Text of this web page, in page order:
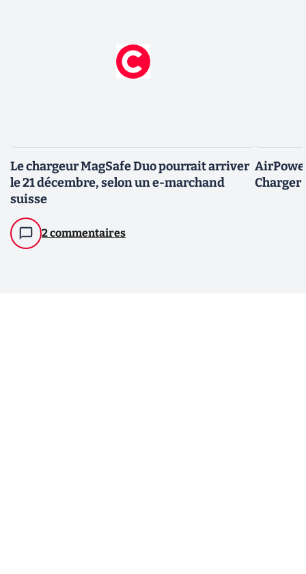
Le chargeur MagSafe Duo pourrait arriver
le 21 décembre, selon un e-marchand
suisse
2 commentaires
Charger